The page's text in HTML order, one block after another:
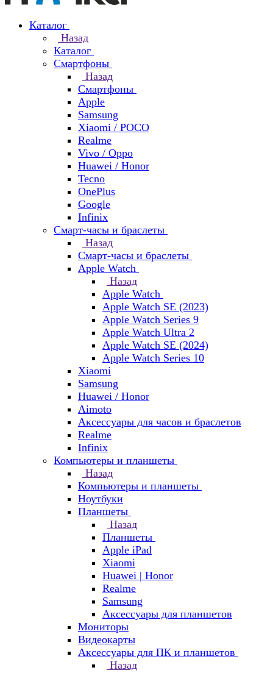
Каталог
Назад
Каталог
Смартфоны
Назад
Смартфоны
Apple
Samsung
Xiaomi / POCO
Realme
Vivo / Oppo
Huawei / Honor
Tecno
OnePlus
Google
Infinix
Смарт-часы и браслеты
Назад
Смарт-часы и браслеты
Apple Watch
Назад
Apple Watch
Apple Watch SE (2023)
Apple Watch Series 9
Apple Watch Ultra 2
Apple Watch SE (2024)
Apple Watch Series 10
Xiaomi
Samsung
Huawei / Honor
Aimoto
Аксессуары для часов и браслетов
Realme
Infinix
Компьютеры и планшеты
Назад
Компьютеры и планшеты
Ноутбуки
Планшеты
Назад
Планшеты
Apple iPad
Xiaomi
Huawei | Honor
Realme
Samsung
Аксессуары для планшетов
Мониторы
Видеокарты
Аксессуары для ПК и планшетов
Назад